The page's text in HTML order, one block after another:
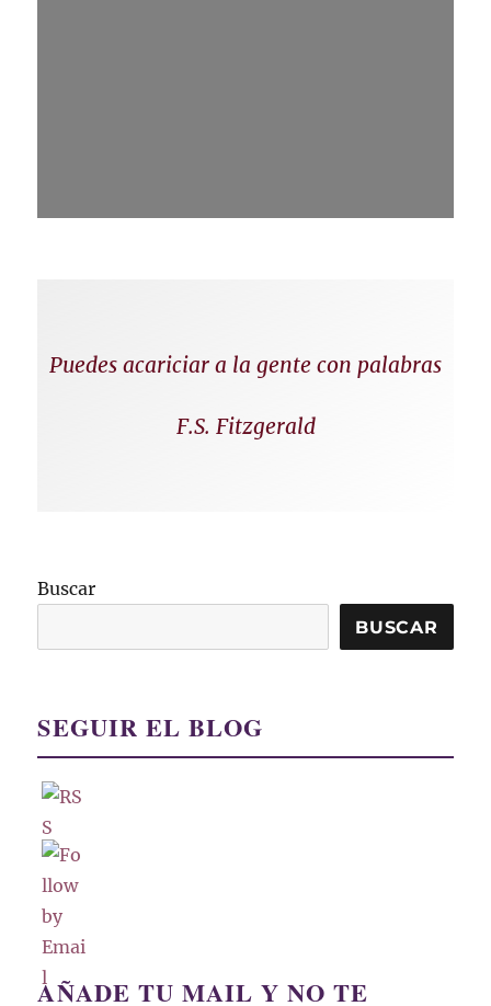
Puedes acariciar a la gente con palabras
F.S. Fitzgerald
Buscar
BUSCAR
SEGUIR EL BLOG
AÑADE TU MAIL Y NO TE